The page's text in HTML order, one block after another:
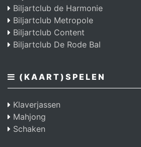
Biljartclub de Harmonie
Biljartclub Metropole
Biljartclub Content
Biljartclub De Rode Bal
(KAART)SPELEN
Klaverjassen
Mahjong
Schaken